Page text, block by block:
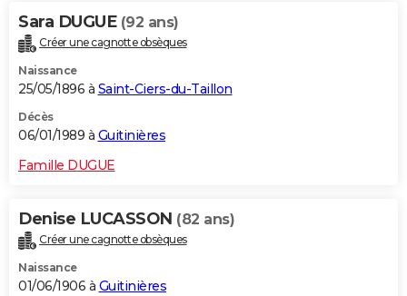
Sara DUGUE (92 ans)
Créer une cagnotte obsèques
Naissance
25/05/1896 à Saint-Ciers-du-Taillon
Décès
06/01/1989 à Guitinières
Famille DUGUE
Denise LUCASSON (82 ans)
Créer une cagnotte obsèques
Naissance
01/06/1906 à Guitinières